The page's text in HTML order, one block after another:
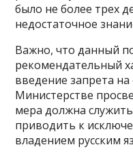
было не более трех
недостаточное
Важно, что данный
рекомендательный
введение запрета
Министерстве
мера должна
приводить к
владением русским